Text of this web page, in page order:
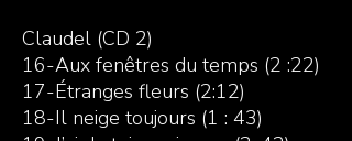
Claudel (CD 2)
16-Aux fenêtres du temps (2 :22)
17-Étranges fleurs (2:12)
18-Il neige toujours (1 : 43)